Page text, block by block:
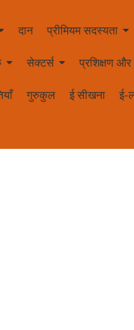
दान प्रीमियम सदस्यता
सेक्टर्स प्रशिक्षण और
गुरुकुल ई सीखना ई-